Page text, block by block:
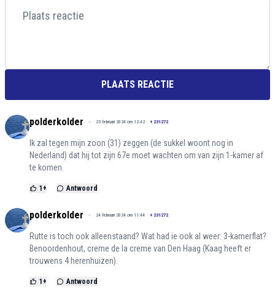
PLAATS REACTIE
polderkolder 25 februari 2024 om 12:42 + 231272
Ik zal tegen mijn zoon (31) zeggen (de sukkel woont nog in
Nederland) dat hij tot zijn 67e moet wachten om van zijn 1-kamer af
te komen.
1 + Antwoord
polderkolder 24 februari 2024 om 11:44 + 231272
Rutte is toch ook alleenstaand? Wat had ie ook al weer: 3-kamerflat?
Benoordenhout, creme de la creme van Den Haag (Kaag heeft er
trouwens 4 herenhuizen).
1 + Antwoord